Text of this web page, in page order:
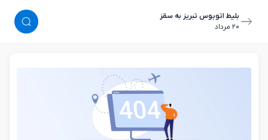
بلیط اتوبوس تبریز به سقز
٢٠ مرداد